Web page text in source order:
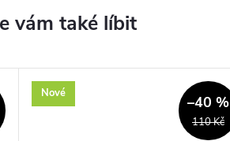
Nové
110 Kč
–40 %